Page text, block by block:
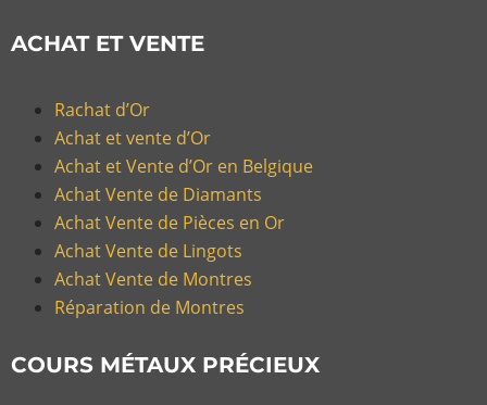
ACHAT ET VENTE
Rachat d’Or
Achat et vente d’Or
Achat et Vente d’Or en Belgique
Achat Vente de Diamants
Achat Vente de Pièces en Or
Achat Vente de Lingots
Achat Vente de Montres
Réparation de Montres
COURS MÉTAUX PRÉCIEUX